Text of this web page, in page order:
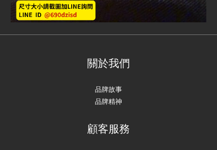
關於我們
品牌故事
品牌精神
顧客服務